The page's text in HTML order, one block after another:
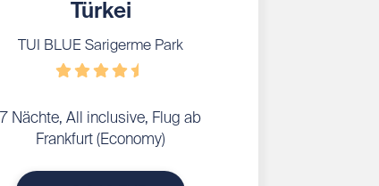
Türkei
TUI BLUE Sarigerme Park
7 Nächte, All inclusive, Flug ab
Frankfurt (Economy)